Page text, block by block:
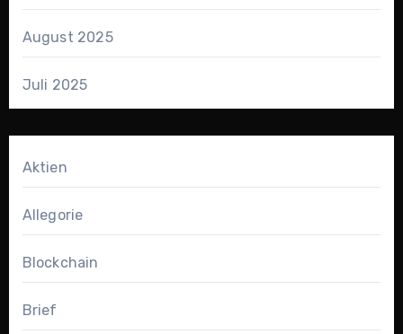
August 2025
Juli 2025
Aktien
Allegorie
Blockchain
Brief